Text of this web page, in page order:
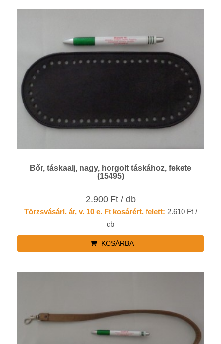
Bőr, táskaalj, nagy, horgolt táskához, fekete
(15495)
2.900 Ft / db
Törzsvásárl. ár, v. 10 e. Ft kosárért. felett: 2.610 Ft /
db
KOSÁRBA